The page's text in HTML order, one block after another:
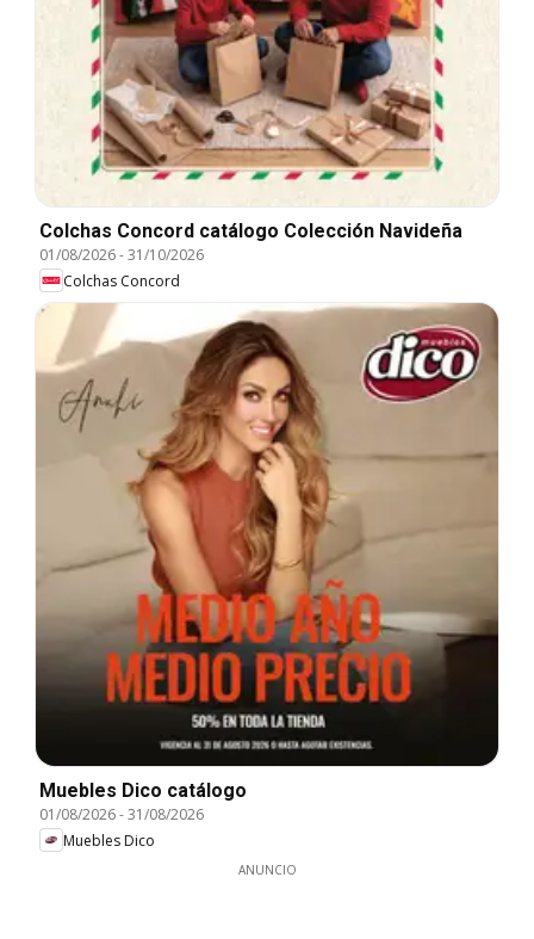
Colchas Concord catálogo Colección Navideña
01/08/2026-31/10/2026
Colchas Concord
Muebles Dico catálogo
01/08/2026-31/08/2026
Muebles Dico
ANUNCIO